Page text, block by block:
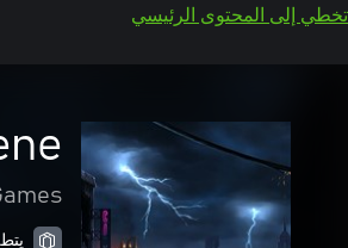
تخطي إلى المحتوى الرئيسي